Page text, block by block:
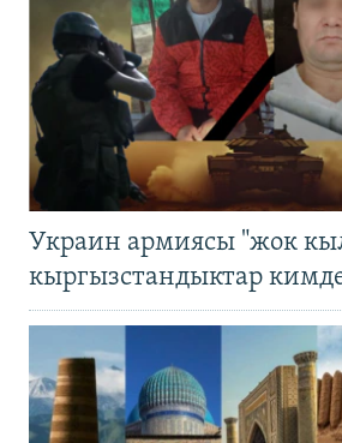
Украин армиясы "жок
кыргызстандыктар